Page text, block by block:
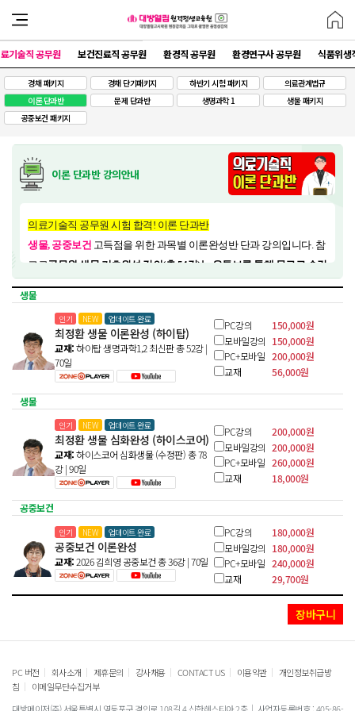
기술직 공무원 보건진료직 공무원 환경직 공무원 환경연구사 공무원 식품위생
경채 패키지 경채 단기패키지 하반기 시험 패키지
의료관계법규
이론 단과반
문제 단과반 생명과학 1
생물 패키지
공중보건 패키지
이론 단과반 강의안내
의료기술직 공무원 시험 합격! 이론 단과반
생물, 공중보건 고득점을 위한 과목별 이론완성반 단과 강의입니다. 참
고로 공무원 생물 기초완성 강의(총 54강)는 유튜브를 통해 무료로 수강
하실 수 있습니다. [생물기초 관련내용 보기 - 클릭]
생물
인기 NEW 업데이트 완료
최정환 생물 이론완성 (하이탑)
교재:하이탑 생명과학1,2 최신판총 52강 |
70일
PC강의
150,000원
모바일강의 150,000원
PC+모바일 200,000원
교재
56,000원
생물
인기 NEW 업데이트 완료
최정환 생물 심화완성 (하이스코어)
교재:하이스코어 심화생물 (수정판)총 78
강 | 90일
PC강의
200,000원
모바일강의 200,000원
PC+모바일 260,000원
교재
18,000원
공중보건
인기 NEW 업데이트 완료
공중보건 이론완성
교재:2026 김희영 공중보건총 36강 | 70일
PC강의
180,000원
모바일강의 180,000원
PC+모바일 240,000원
교재
29,700원
장바구니
PC 버전 | 회사소개 | 제휴문의 | 강사채용 | CONTACT US | 이용약관 | 개인정보취급방
침 | 이메일무단수집거부